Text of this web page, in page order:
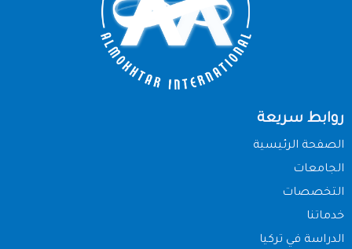
روابط سريعة
الصفحة الرئيسية
الجامعات
التخصصات
خدماتنا
الدراسة في تركيا